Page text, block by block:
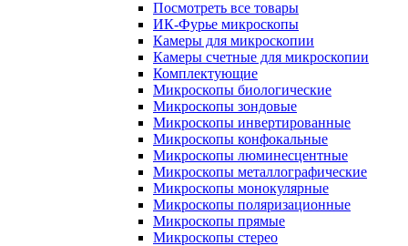
Посмотреть все товары
ИК-Фурье микроскопы
Камеры для микроскопии
Камеры счетные для микроскопии
Комплектующие
Микроскопы биологические
Микроскопы зондовые
Микроскопы инвертированные
Микроскопы конфокальные
Микроскопы люминесцентные
Микроскопы металлографические
Микроскопы монокулярные
Микроскопы поляризационные
Микроскопы прямые
Микроскопы стерео